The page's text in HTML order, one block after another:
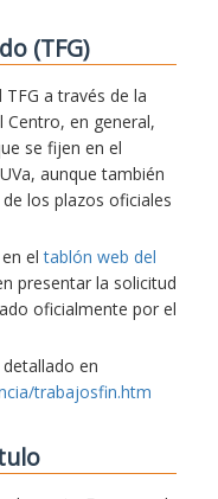
(TFG)
a través de la
Centro, en general,
se fijen en el
aunque también
los plazos oficiales
en eltablón web del
presentar la solicitud
oficialmente por el
en
trabajosfin.htm